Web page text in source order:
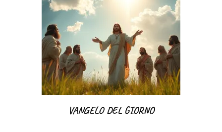
VANGELO DEL GIORNO